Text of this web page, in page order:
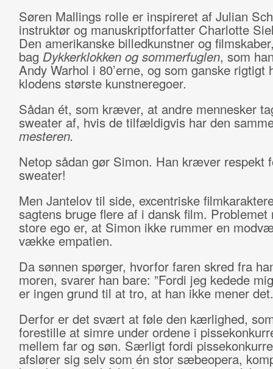
Søren Mallings rolle er inspireret af Julian
instruktør og manuskriptforfatter Charlotte
Den amerikanske billedkunstner og
bag Dykkerklokken og sommerfuglen, som
Andy Warhol i 80’erne, og som ganske rigtigt
klodens største kunstneregoer.
Sådan ét, som kræver, at andre mennesker
sweater af, hvis de tilfældigvis har den
mesteren.
Netop sådan gør Simon. Han kræver respekt
sweater!
Men Jantelov til side, excentriske
sagtens bruge flere af i dansk film. Problemet
store ego er, at Simon ikke rummer en
vække empatien.
Da sønnen spørger, hvorfor faren skred fra
moren, svarer han bare: ”Fordi jeg kedede
er ingen grund til at tro, at han ikke mener det.
Derfor er det svært at føle den kærlighed,
forestille at simre under ordene i
mellem far og søn. Særligt fordi
afslører sig selv som én stor sæbeopera,